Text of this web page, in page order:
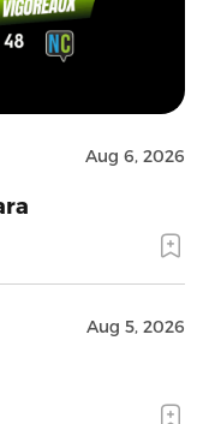
Aug 6, 2026
Aug 5, 2026